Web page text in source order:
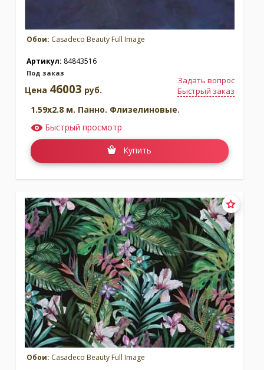
Обои: Casadeco Beauty Full Image
Артикул: 84843516
Под заказ
Задать вопрос
Быстрый заказ
Цена 46003 руб.
1.59x2.8 м. Панно. Флизелиновые.
Быстрый просмотр
Купить
Обои: Casadeco Beauty Full Image